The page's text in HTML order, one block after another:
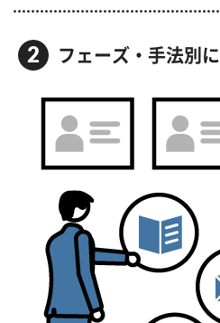
フェーズ・手法別に